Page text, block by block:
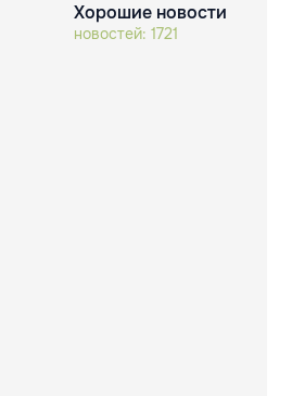
Хорошие новости
новостей: 1721